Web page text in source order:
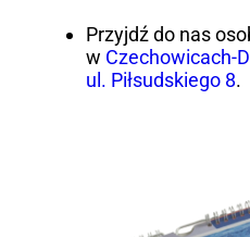
Przyjdź do nas
w Czechowicach-
ul. Piłsudskiego 8.